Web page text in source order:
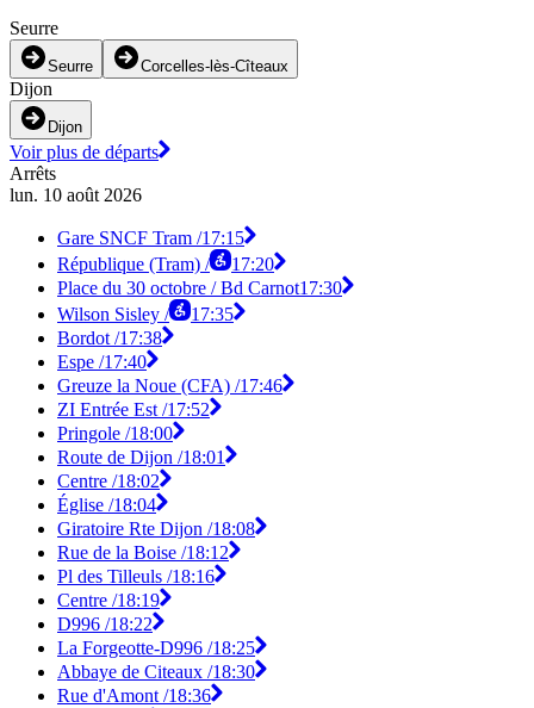
Seurre
Seurre Corcelles-lès-Cîteaux
Dijon
Dijon
Voir plus de départs
Arrêts
lun. 10 août 2026
Gare SNCF Tram /17:15
République (Tram) /
17:20
Place du 30 octobre / Bd Carnot17:30
Wilson Sisley /
17:35
Bordot /17:38
Espe /17:40
Greuze la Noue (CFA) /17:46
ZI Entrée Est /17:52
Pringole /18:00
Route de Dijon /18:01
Centre /18:02
Église /18:04
Giratoire Rte Dijon /18:08
Rue de la Boise /18:12
Pl des Tilleuls /18:16
Centre /18:19
D996 /18:22
La Forgeotte-D996 /18:25
Abbaye de Citeaux /18:30
Rue d'Amont /18:36